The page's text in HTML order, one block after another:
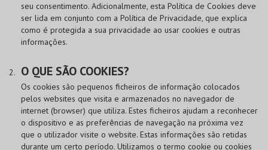
seu consentimento. Adicionalmente, esta Política de Cookies deve
ser lida em conjunto com a Política de Privacidade, que explica
como é protegida a sua privacidade ao usar cookies e outras
informações.
O QUE SÃO COOKIES?
Os cookies são pequenos ficheiros de informação colocados
pelos websites que visita e armazenados no navegador de
internet (browser) que utiliza. Estes ficheiros ajudam a reconhecer
o dispositivo e as preferências de navegação na próxima vez
que o utilizador visite o website. Estas informações são retidas
durante um certo período. Utilizamos o termo cookie ou cookies